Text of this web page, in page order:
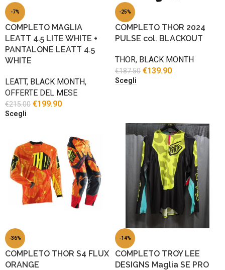
-7%
COMPLETO MAGLIA
LEATT 4.5 LITE WHITE +
PANTALONE LEATT 4.5
WHITE
LEATT, BLACK MONTH,
OFFERTE DEL MESE
€215.00 €199.90
Scegli
-25%
COMPLETO THOR 2024
PULSE col. BLACKOUT
THOR, BLACK MONTH
€187.50 €139.90
Scegli
-36%
COMPLETO THOR S4 FLUX
ORANGE
-14%
COMPLETO TROY LEE
DESIGNS Maglia SE PRO